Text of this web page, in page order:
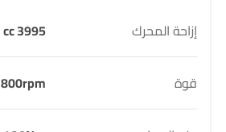
إزاحة المحرك 3995 cc
قوة